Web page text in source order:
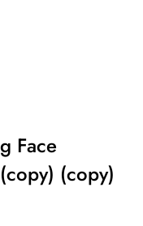
Face
(copy)